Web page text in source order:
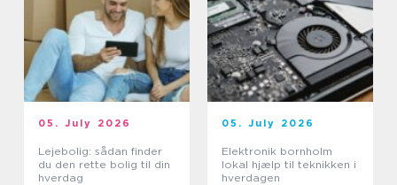
05. July 2026
Lejebolig: sådan finder
du den rette bolig til din
hverdag
05. July 2026
Elektronik bornholm
lokal hjælp til teknikken i
hverdagen